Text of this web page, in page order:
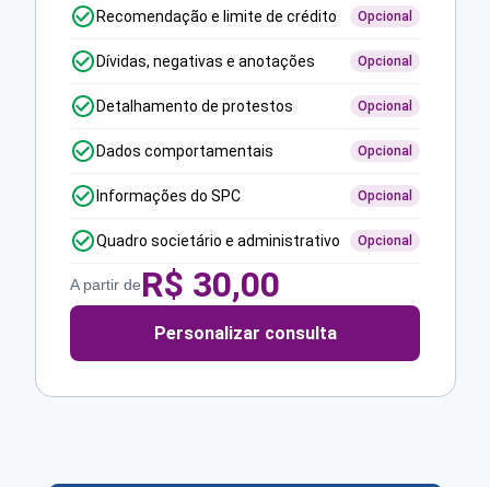
Recomendação e limite de crédito Opcional
Dívidas, negativas e anotações Opcional
Detalhamento de protestos Opcional
Dados comportamentais Opcional
Informações do SPC Opcional
Quadro societário e administrativo Opcional
A partir deR$ 30,00
Personalizar consulta